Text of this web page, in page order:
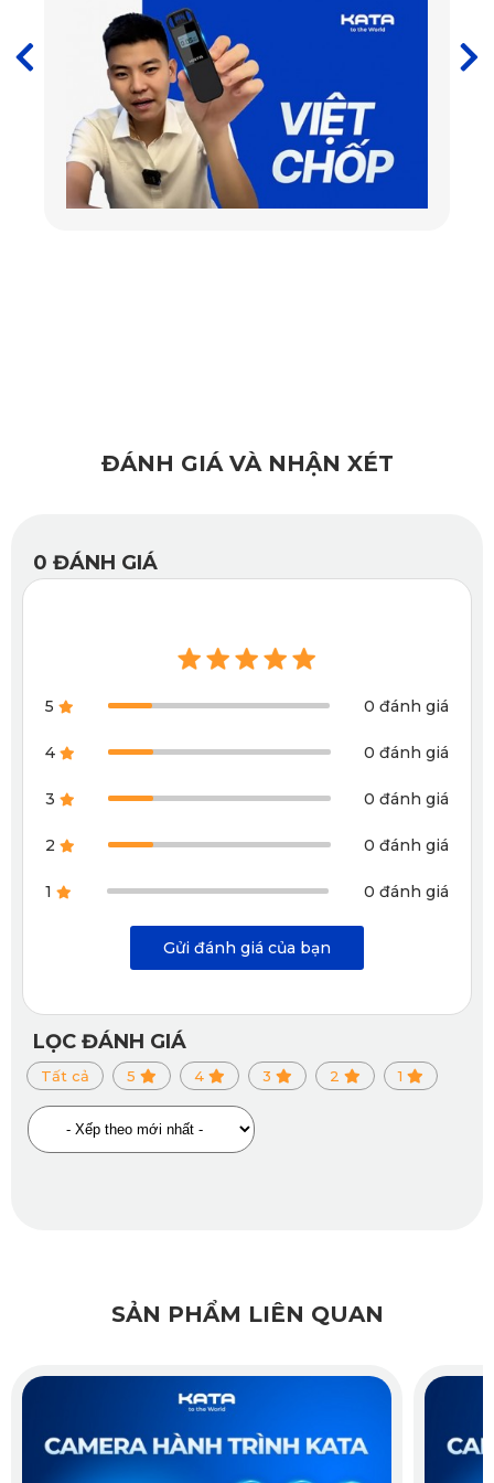
Thiết bị camera hành trình của KATA được nhiều khách
hàng yêu thích vì tính thẩm mỹ và kích thước nhỏ gọn,
không gây ảnh hưởng đến nội thất bên trong xe. Đối với
KATA KD001, thiết bị chỉ nằm gọn vừa trong một lòng bàn
tay nên bạn có thể thoải mái lắp đặt ở ngay sau phần gương
trọng nên đây sẽ là camera hành trình sở hữu kiểu dáng
hiện đại cũng như phù hợp lắp đặt cả trên những dòng xe
hạng “sang”.
Sử dụng dễ dàng với điện thoại
với mạng không dây Wifi để xem lại dữ liệu trên điện thoại
di động. Việc này sẽ giúp bạn không cần sử dụng dây hay
cổng kết nối để liên kết camera hành trình với điện thoại.
Hơn nữa bạn còn có thể xem lại hoặc tải về máy các video
hành trình bất cứ khi nào cần dùng tới.
sáng. Đặc biệt, thiết bị sở hữu góc quay rộng 132°, giúp
chuyển làn, lùi xe hoặc đỗ xe trong những khu vực hẹp.
Ngoài ra, KDR01 cũng hỗ trợ kết nối với điện thoại qua ứng
dụng KATA Dash Cam, cho phép bạn xem lại video, tải
ĐÁNH GIÁ VÀ NHẬN XÉT
0 ĐÁNH GIÁ
5 0 đánh giá
4 0 đánh giá
3 0 đánh giá
2 0 đánh giá
1 0 đánh giá
Gửi đánh giá của bạn
LỌC ĐÁNH GIÁ
Tất cả 5 4 3 2 1
SẢN PHẨM LIÊN QUAN